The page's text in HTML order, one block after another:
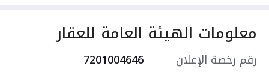
- مدخلين منفصلين
التجهيزات:
- نوافذ زجاجية مزدوجة
معلومات الهيئة العامة للعقار
رقم رخصة الإعلان
7201004646